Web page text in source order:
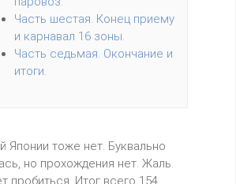
Часть шестая. Конец приему
и карнавал 16 зоны.
Часть седьмая. Окончание и
итоги.
Японии тоже нет. Буквально
но прохождения нет. Жаль.
пробиться. Итог всего 154